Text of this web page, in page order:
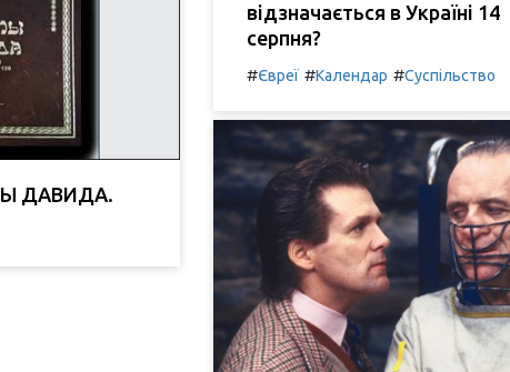
ДАВИДА.
відзначається в Україні 14
серпня?
#Євреї #Календар #Суспільство